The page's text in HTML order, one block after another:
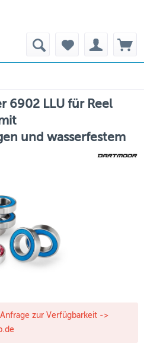
6902 LLU für Reel
und wasserfestem
zur Verfügbarkeit ->